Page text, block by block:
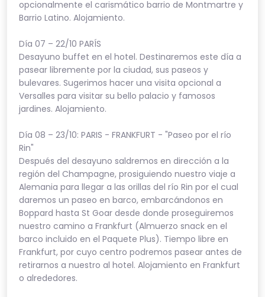
opcionalmente el carismático barrio de Montmartre y
Barrio Latino. Alojamiento.
Día 07 – 22/10 PARÍS
Desayuno buffet en el hotel. Destinaremos este día a
pasear libremente por la ciudad, sus paseos y
bulevares. Sugerimos hacer una visita opcional a
Versalles para visitar su bello palacio y famosos
jardines. Alojamiento.
Día 08 – 23/10: PARIS - FRANKFURT - "Paseo por el río
Rin"
Después del desayuno saldremos en dirección a la
región del Champagne, prosiguiendo nuestro viaje a
Alemania para llegar a las orillas del río Rin por el cual
daremos un paseo en barco, embarcándonos en
Boppard hasta St Goar desde donde proseguiremos
nuestro camino a Frankfurt (Almuerzo snack en el
barco incluido en el Paquete Plus). Tiempo libre en
Frankfurt, por cuyo centro podremos pasear antes de
retirarnos a nuestro al hotel. Alojamiento en Frankfurt
o alrededores.